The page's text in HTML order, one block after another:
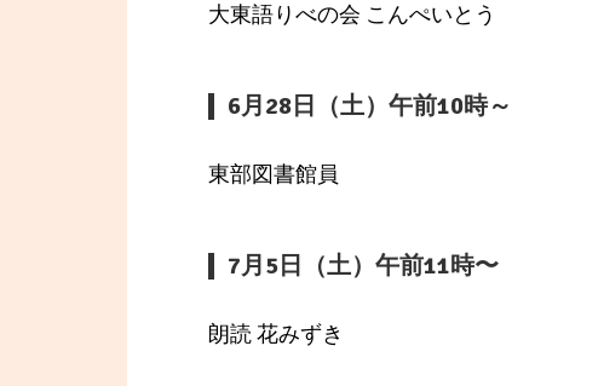
大東語りべの会 こんぺいとう
6月28日（土）午前10時～
東部図書館員
7月5日（土）午前11時〜
朗読 花みずき